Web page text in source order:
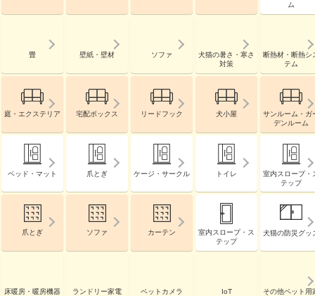
ム
畳 壁紙・壁材 ソファ
犬猫の暑さ・寒さ
対策
断熱材・断熱シ
テム
庭・エクステリア 宅配ボックス リードフック 犬小屋
サンルーム・ガ
デンルーム
ベッド・マット 爪とぎ ケージ・サークル トイレ
室内スロープ・
テップ
爪とぎ ソファ カーテン
室内スロープ・ス
テップ
犬猫の防災グッ
床暖房・暖房機器 ランドリー家電 ペットカメラ IoT
その他ペット用